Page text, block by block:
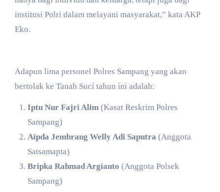
institusi Polri dalam melayani masyarakat,” kata AKP
Eko.
​Adapun lima personel Polres Sampang yang akan
bertolak ke Tanah Suci tahun ini adalah:
Iptu Nur Fajri Alim (Kasat Reskrim Polres
Sampang)
Aipda Jembrang Welly Adi Saputra (Anggota
Satsamapta)
Bripka Rahmad Argianto (Anggota Polsek
Sampang)